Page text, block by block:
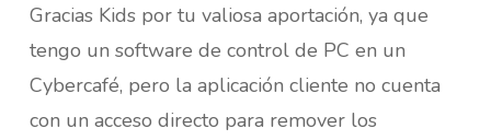
Gracias Kids por tu valiosa aportación, ya que
tengo un software de control de PC en un
Cybercafé, pero la aplicación cliente no cuenta
con un acceso directo para remover los